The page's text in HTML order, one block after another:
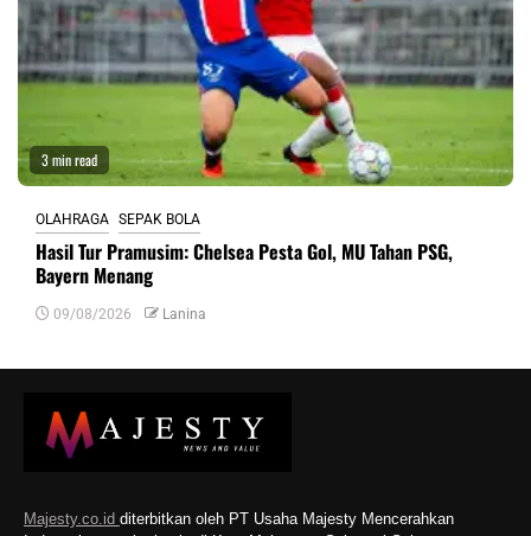
3 min read
OLAHRAGA SEPAK BOLA
Hasil Tur Pramusim: Chelsea Pesta Gol, MU Tahan PSG,
Bayern Menang
09/08/2026 Lanina
Majesty.co.id diterbitkan oleh PT Usaha Majesty Mencerahkan